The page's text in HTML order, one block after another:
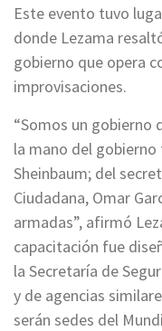
Este evento tuvo
donde Lezama
gobierno que opera
improvisaciones.
“Somos un gobierno
la mano del
Sheinbaum; del
Ciudadana, Omar
armadas”, afirmó
capacitación fue
la Secretaría de
y de agencias
serán sedes del